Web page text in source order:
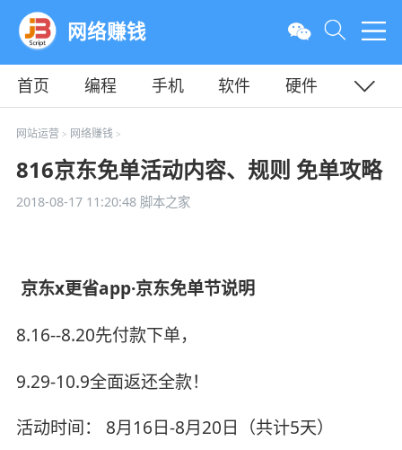
网络赚钱
首页 编程 手机 软件
硬件
教程
平面
网站运营 > 网络赚钱>
816京东免单活动内容、规则 免单攻略
2018-08-17 11:20:48脚本之家
京东x更省app·京东免单节说明
8.16--8.20先付款下单，
9.29-10.9全面返还全款！
活动时间： 8月16日-8月20日（共计5天）